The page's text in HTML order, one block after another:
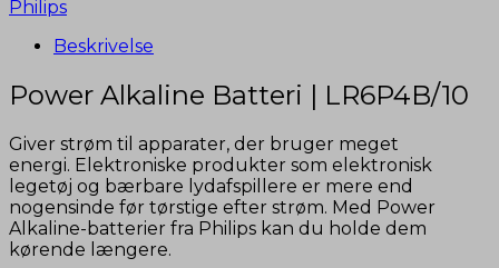
Philips
Beskrivelse
Power Alkaline Batteri | LR6P4B/10
Giver strøm til apparater, der bruger meget
energi. Elektroniske produkter som elektronisk
legetøj og bærbare lydafspillere er mere end
nogensinde før tørstige efter strøm. Med Power
Alkaline-batterier fra Philips kan du holde dem
kørende længere.